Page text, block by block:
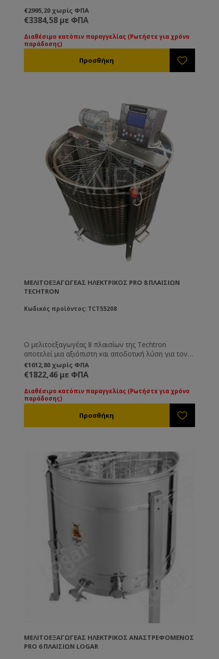
€2995,20 χωρίς ΦΠΑ
€3384,58 με ΦΠΑ
Διαθέσιμο κατόπιν παραγγελίας (Ρωτήστε για χρόνο
παράδοσης)
ΜΕΛΙΤΟΕΞΑΓΩΓΈΑΣ ΗΛΕΚΤΡΙΚΌΣ PRO 8 ΠΛΑΙΣΊΩΝ
TECHTRON
Κωδικός προϊόντος: TCT55208
Ο μελιτοεξαγωγέας 8 πλαισίων της Techtron
αποτελεί μια αξιόπιστη και αποδοτική λύση για τον
σύγχρονο μελισσοκόμο, προσφέροντας γρήγορη και
εύκολη εξαγωγή μελιού με υψηλή απόδοση. Είναι
κατασκευασμένος από ανοξείδωτο ατσάλι υψηλής
ποιότητας (INOX 304), εξασφαλίζοντας αντοχή στη
χρήση και μεγάλη διάρκεια ζωής. Διαθέτει πλήρως
λειτουργία με inverter, καθώς και αυτόματη
αναστροφή πλαισίων για ομοιόμορφη και
κραδασμών προσφέρουν άνεση και σταθερότητα
κατά τη χρήση. Ο μελιτοεξαγωγέας λειτουργεί με
220V. Διαθέτει διάφανο καπάκι plexiglass,
ηλεκτρονικό πίνακα ελέγχου για ρύθμιση χρόνου και
στροφών, καθώς και δύο ανοξείδωτες κάνουλες για
ομαλή ροή του μελιού. Τεχνικά χαρακτηριστικά:
Χωρητικότητα: 8 πλαίσια Moter: 0.37kW Στροφές: έως
200 rpm Διάμετρος κάδου: 850mm Μέγεθος κασέτας:
270Χ480mm Τροφοδοσία: 220V / 12V Κατασκευή:
Ανοξείδωτο ατσάλι INOX 304 Εξωτερικές διαστάσεις:
περίπου 95 × 95 × 135 cm (Δ x Π x Υ)
€1612,80 χωρίς ΦΠΑ
€1822,46 με ΦΠΑ
Διαθέσιμο κατόπιν παραγγελίας (Ρωτήστε για χρόνο
παράδοσης)
ΜΕΛΙΤΟΕΞΑΓΩΓΈΑΣ ΗΛΕΚΤΡΙΚΌΣ ΑΝΑΣΤΡΕΦΌΜΕΝΟΣ
PRO 6 ΠΛΑΙΣΊΩΝ LOGAR